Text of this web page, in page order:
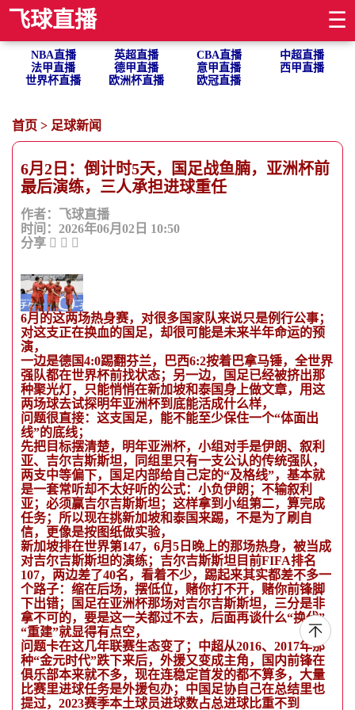
飞球直播 ☰
NBA直播 英超直播 CBA直播
中超直播
法甲直播
德甲直播 意甲直播
西甲直播
世界杯直播
欧洲杯直播 欧冠直播
首页 > 足球新闻
6月2日：倒计时5天，国足战鱼腩，亚洲杯前
最后演练，三人承担进球重任
作者：飞球直播
时间：2026年06月02日 10:50
分享
6月的这两场热身赛，对很多国家队来说只是例行公事；
对这支正在换血的国足，却很可能是未来半年命运的预
演，
一边是德国4:0踢翻芬兰，巴西6:2按着巴拿马锤，全世界
强队都在世界杯前找状态；另一边，国足已经被挤出那
种聚光灯，只能悄悄在新加坡和泰国身上做文章，用这
两场球去试探明年亚洲杯到底能活成什么样，
问题很直接：这支国足，能不能至少保住一个“体面出
线”的底线；
先把目标摆清楚，明年亚洲杯，小组对手是伊朗、叙利
亚、吉尔吉斯斯坦，同组里只有一支公认的传统强队，
两支中等偏下，国足内部给自己定的“及格线”，基本就
是一套常听却不太好听的公式：小负伊朗；不输叙利
亚；必须赢吉尔吉斯斯坦；这样拿到小组第二，算完成
任务；所以现在挑新加坡和泰国来踢，不是为了刷自
信，更像是按图纸做实验，
新加坡排在世界第147，6月5日晚上的那场热身，被当成
对吉尔吉斯斯坦的演练；吉尔吉斯斯坦目前FIFA排名
107，两边差了40名，看着不少，踢起来其实都差不多一
个路子：缩在后场，摆低位，赌你打不开，赌你前锋脚
下出错；国足在亚洲杯那场对吉尔吉斯斯坦，三分是非
拿不可的，要是这一关都过不去，后面再谈什么“换代”
“重建”就显得有点空，
问题卡在这几年联赛生态变了；中超从2016、2017年那
种“金元时代”跌下来后，外援又变成主角，国内前锋在
俱乐部本来就不多，现在连稳定首发的都不算多，大量
比赛里进球任务是外援包办；中国足协自己在总结里也
提过，2023赛季本土球员进球数占总进球比重不到